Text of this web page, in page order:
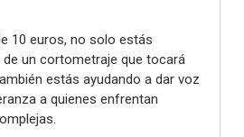
10 euros, no solo estás
un cortometraje que tocará
estás ayudando a dar voz
a quienes enfrentan